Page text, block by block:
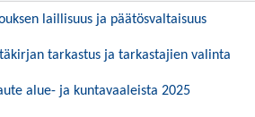
laillisuus ja päätösvaltaisuus
tarkastus ja tarkastajien valinta
alue- ja kuntavaaleista 2025